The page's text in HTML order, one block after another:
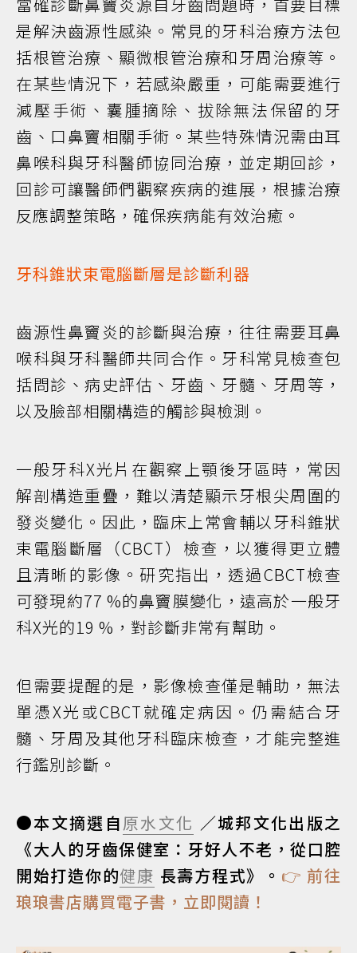
是解決齒源性感染。常見的牙科治療方法包
括根管治療、顯微根管治療和牙周治療等。
在某些情況下，若感染嚴重，可能需要進行
減壓手術、囊腫摘除、拔除無法保留的牙
齒、口鼻竇相關手術。某些特殊情況需由耳
鼻喉科與牙科醫師協同治療，並定期回診，
回診可讓醫師們觀察疾病的進展，根據治療
反應調整策略，確保疾病能有效治癒。
牙科錐狀束電腦斷層是診斷利器
齒源性鼻竇炎的診斷與治療，往往需要耳鼻
喉科與牙科醫師共同合作。牙科常見檢查包
括問診、病史評估、牙齒、牙髓、牙周等，
以及臉部相關構造的觸診與檢測。
一般牙科X光片在觀察上顎後牙區時，常因
解剖構造重疊，難以清楚顯示牙根尖周圍的
發炎變化。因此，臨床上常會輔以牙科錐狀
束電腦斷層（CBCT）檢查，以獲得更立體
且清晰的影像。研究指出，透過CBCT檢查
可發現約77 %的鼻竇膜變化，遠高於一般牙
科X光的19 %，對診斷非常有幫助。
但需要提醒的是，影像檢查僅是輔助，無法
單憑X光或CBCT就確定病因。仍需結合牙
髓、牙周及其他牙科臨床檢查，才能完整進
行鑑別診斷。
●本文摘選自原水文化 ／城邦文化出版之
《大人的牙齒保健室：牙好人不老，從口腔
開始打造你的健康 長壽方程式》。 👉 前往
琅琅書店購買電子書，立即閱讀！